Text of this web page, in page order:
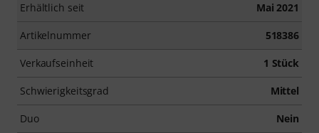
Erhältlich seit Mai 2021
Artikelnummer 518386
Verkaufseinheit 1 Stück
Schwierigkeitsgrad Mittel
Duo Nein